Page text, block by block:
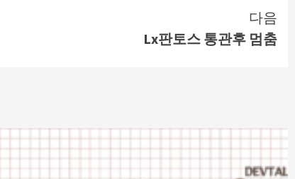
다음
Lx판토스 통관후 멈춤